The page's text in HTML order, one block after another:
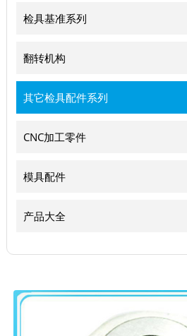
检具基准系列
翻转机构
其它检具配件系列
CNC加工零件
模具配件
产品大全